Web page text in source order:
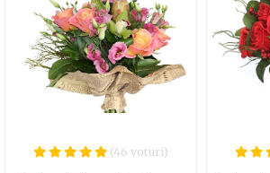
destinatarului! Așteaptă doar să
aprecia această surpriză unică
(46 voturi)